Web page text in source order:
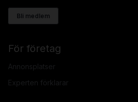
Bli medlem
För företag
Annonsplatser
Experten förklarar